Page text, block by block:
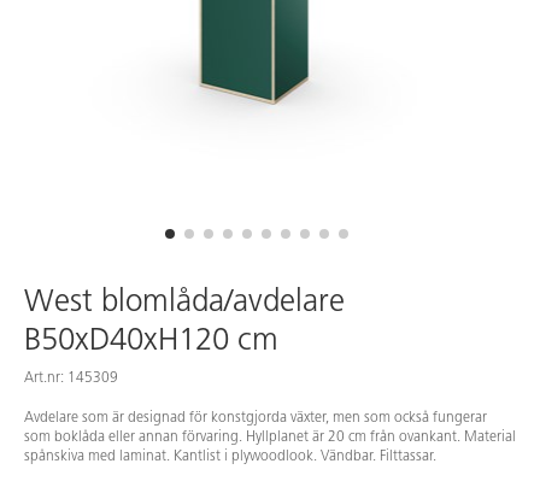
West blomlåda/avdelare
B50xD40xH120 cm
Art.nr: 145309
Avdelare som är designad för konstgjorda växter, men som också fungerar
som boklåda eller annan förvaring. Hyllplanet är 20 cm från ovankant. Material
spånskiva med laminat. Kantlist i plywoodlook. Vändbar. Filttassar.